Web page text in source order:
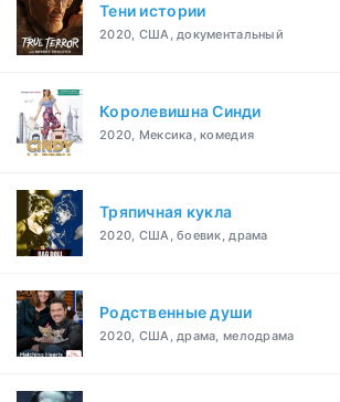
Тени истории
2020, США, документальный
Королевишна Синди
2020, Мексика, комедия
Тряпичная кукла
2020, США, боевик, драма
Родственные души
2020, США, драма, мелодрама